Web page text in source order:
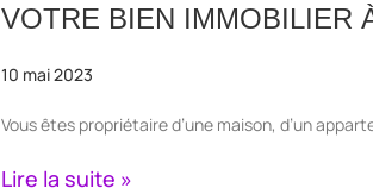
VOTRE BIEN IMMOBILIER
10 mai 2023
Vous êtes propriétaire d’une maison, d’un
Lire la suite »